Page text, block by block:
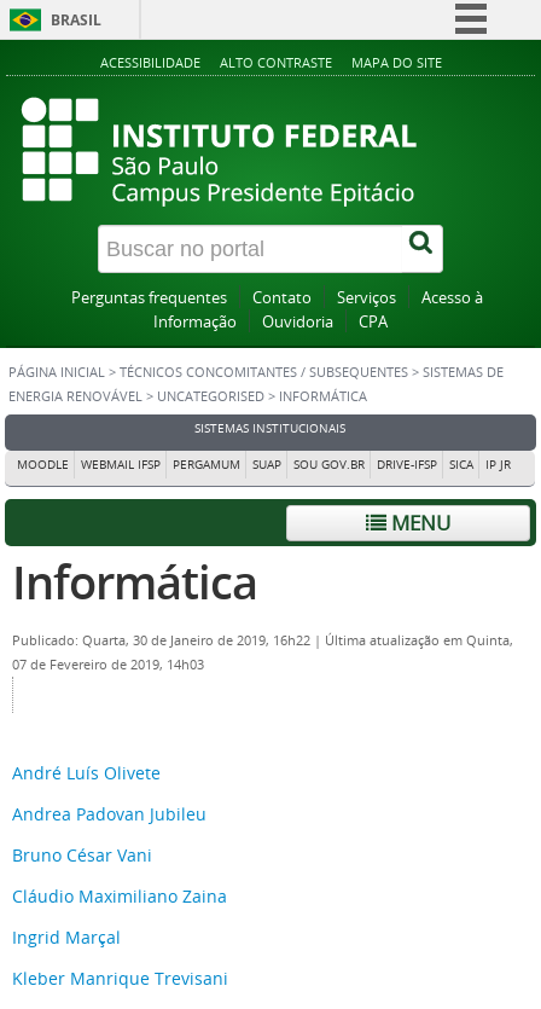
BRASIL
Simplifique!
Participe
Legislação
ACESSIBILIDADE ALTO CONTRASTE MAPA DO SITE
Perguntas frequentes Contato Serviços
Acesso à
Informação
Ouvidoria CPA
PÁGINA INICIAL > TÉCNICOS CONCOMITANTES / SUBSEQUENTES > SISTEMAS DE
ENERGIA RENOVÁVEL > UNCATEGORISED > INFORMÁTICA
SISTEMAS INSTITUCIONAIS
MOODLE WEBMAIL IFSP PERGAMUM SUAP SOU GOV.BR DRIVE-IFSP SICA IP JR
MENU
Informática
Publicado: Quarta, 30 de Janeiro de 2019, 16h22 | Última atualização em Quinta,
07 de Fevereiro de 2019, 14h03
André Luís Olivete
Andrea Padovan Jubileu
Bruno César Vani
Cláudio Maximiliano Zaina
Ingrid Marçal
Kleber Manrique Trevisani